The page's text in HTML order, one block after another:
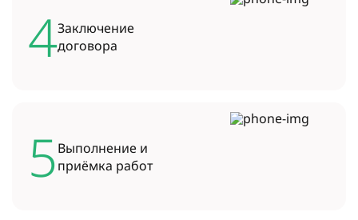
4Заключение
договора
5Выполнение и
приёмка работ